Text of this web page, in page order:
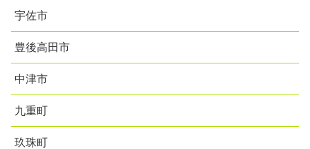
宇佐市
豊後高田市
中津市
九重町
玖珠町